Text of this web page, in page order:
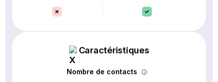
Caractéristiques
Nombre de contacts